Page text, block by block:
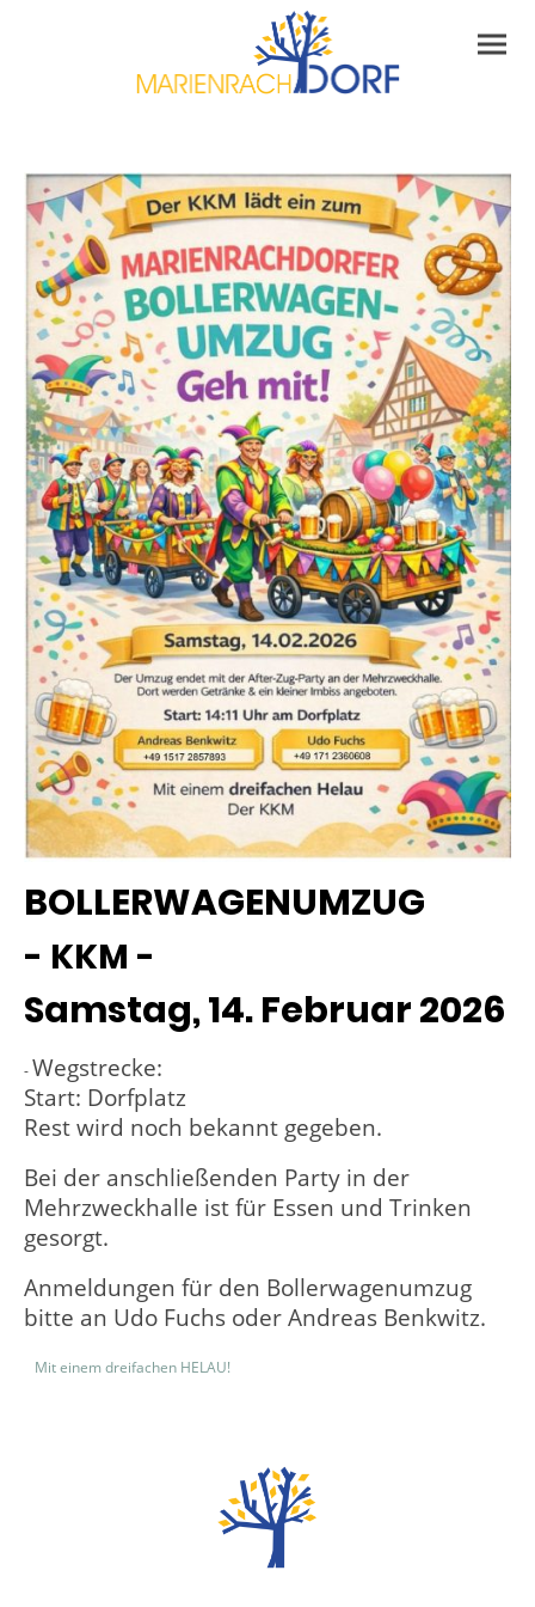
BOLLERWAGENUMZUG
- KKM -
Samstag, 14. Februar 2026
-Wegstrecke:
Start: Dorfplatz
Rest wird noch bekannt gegeben.
Bei der anschließenden Party in der
Mehrzweckhalle ist für Essen und Trinken
gesorgt.
Anmeldungen für den Bollerwagenumzug
bitte an Udo Fuchs oder Andreas Benkwitz.
Mit einem dreifachen HELAU!